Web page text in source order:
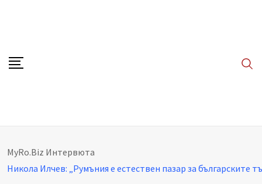
MyRo.Biz Интервюта